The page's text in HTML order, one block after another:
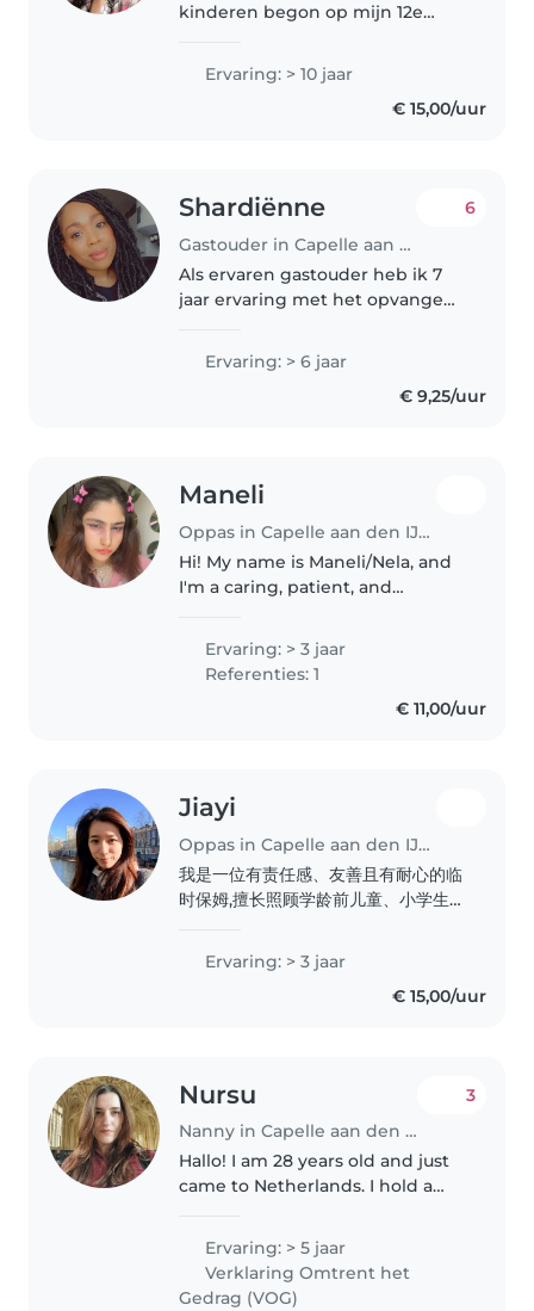
kinderen begon op mijn 12e
op kinderen. In de toekomst wil
ik mij graag focussen op voor
zoveel mogelijk kinderen een..
Ervaring: > 10 jaar
€ 15,00/uur
Shardiënne
Gastouder in Capelle aan den IJssel
6
Als ervaren gastouder heb ik 7
jaar ervaring met het opvangen
peuters tot schoolgaande
kinderen. Ik ben
verantwoordelijk, creatief en
Ervaring: > 6 jaar
€ 9,25/uur
Maneli
Oppas in Capelle aan den IJssel
Hi! My name is Maneli/Nela, and
I'm a caring, patient, and
experience working with
children of different ages.
During my studies in Care and
Ervaring: > 3 jaar
Referenties: 1
€ 11,00/uur
Jiayi
Oppas in Capelle aan den IJssel
我是一位有责任感、友善且有耐心的临
时保姆,擅长照顾学龄前儿童、小学生和
们玩游戏。我能够照顾宠物,并能在您家
提供照顾服务。我毕业于大学本科。希
Ervaring: > 3 jaar
€ 15,00/uur
Nursu
Nanny in Capelle aan den IJssel
3
Hallo! I am 28 years old and just
came to Netherlands. I hold a
Bachelors' degree from one of
the top universities in TR
(Bogazici University) and also
Ervaring: > 5 jaar
Verklaring Omtrent het
Gedrag (VOG)